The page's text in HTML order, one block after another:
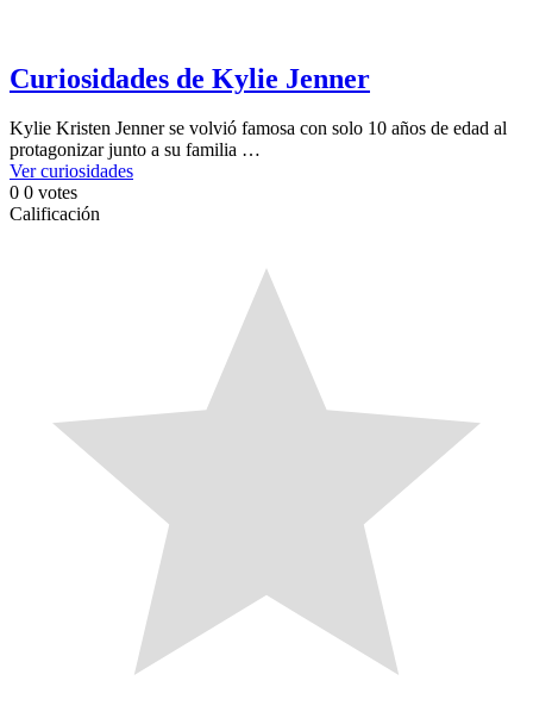
Curiosidades de Kylie Jenner
Kylie Kristen Jenner se volvió famosa con solo 10 años de edad al
protagonizar junto a su familia …
Ver curiosidades
0 0 votes
Calificación